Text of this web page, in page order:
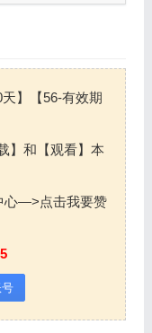
】【56-有效期
】和【观看】本
心—>点击我要赞